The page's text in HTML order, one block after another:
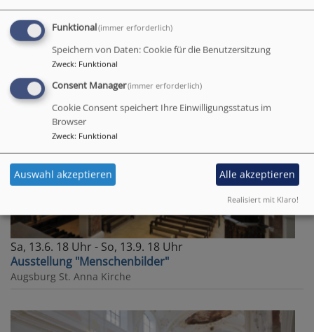
Evangelische-Termine Teaser
Sa, 13.6. 18 Uhr - So, 13.9. 18 Uhr
Ausstellung "Menschenbilder"
Augsburg St. Anna Kirche
Funktional(immer erforderlich)
Speichern von Daten: Cookie für die Benutzersitzung
Zweck: Funktional
Consent Manager(immer erforderlich)
Cookie Consent speichert Ihre Einwilligungsstatus im
Browser
Zweck: Funktional
Auswahl akzeptieren Alle akzeptieren
Realisiert mit Klaro!